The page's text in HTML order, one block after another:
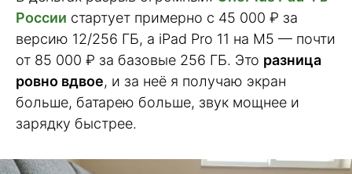
России стартует примерно с 45 000 ₽ за
версию 12/256 ГБ, а iPad Pro 11 на M5 — почти
от 85 000 ₽ за базовые 256 ГБ. Это разница
ровно вдвое, и за неё я получаю экран
больше, батарею больше, звук мощнее и
зарядку быстрее.